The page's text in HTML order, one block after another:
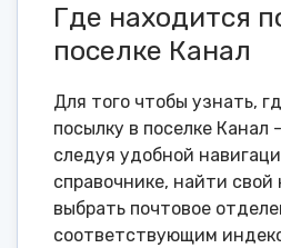
Где находится
поселке Канал
Для того чтобы узнать,
посылку в поселке Канал
следуя удобной
справочнике, найти
выбрать почтовое
соответствующим